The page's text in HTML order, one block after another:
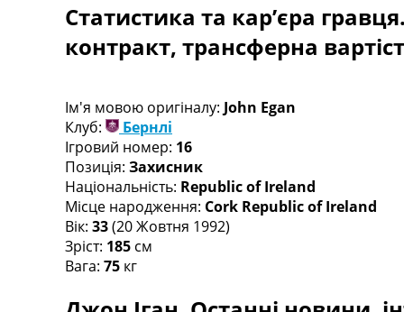
Англія. Прем’єр-Ліга
Іспанія. Ла Ліга
Ще Турніри >>>
Чемпіонат Світу. Турнирні таблиці
Таблиця УПЛ
Перша Ліга
Таблиця АПЛ
Таблиця Ла Ліги
Таблиця Ліги Чемпіонів
Всі таблиці >>>
Рейтинги
Рейтинг ФІФА
Статистика та кар’єра
контракт, трансферна
Ім'я мовою оригіналу: John Egan
Клуб:
Бернлі
Ігровий номер: 16
Позиція: Захисник
Національність: Republic of Ireland
Місце народження: Cork Republic of Ireland
Вік: 33(20 Жовтня 1992)
Зріст: 185 см
Вага: 75 кг